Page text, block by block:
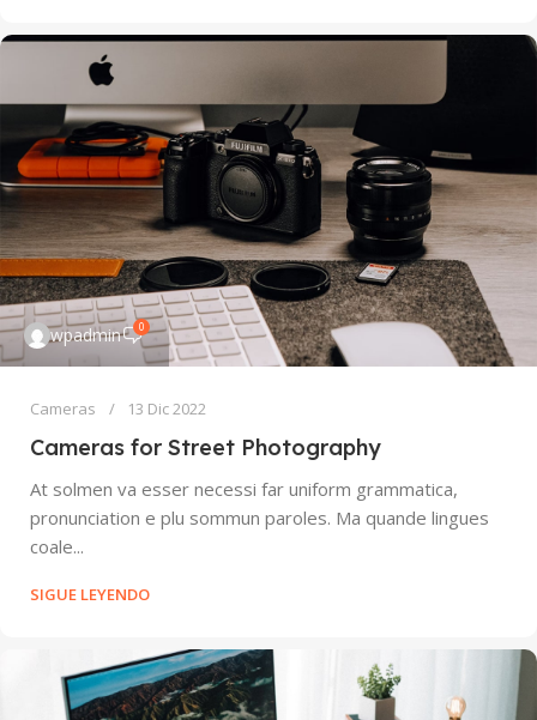
wpadmin 0
Cameras 13 Dic 2022
Cameras for Street Photography
At solmen va esser necessi far uniform grammatica,
pronunciation e plu sommun paroles. Ma quande lingues
coale...
SIGUE LEYENDO